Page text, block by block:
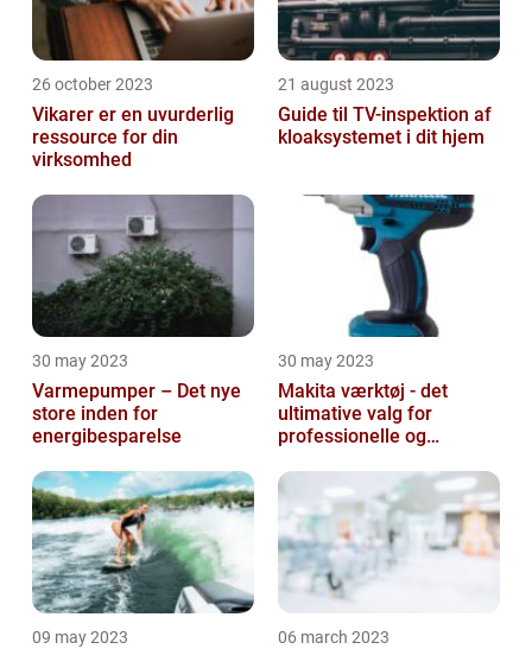
26 october 2023
Vikarer er en uvurderlig
ressource for din
virksomhed
21 august 2023
Guide til TV-inspektion af
kloaksystemet i dit hjem
30 may 2023
Varmepumper – Det nye
store inden for
energibesparelse
30 may 2023
Makita værktøj - det
ultimative valg for
professionelle og
selv'ere
09 may 2023 06 march 2023